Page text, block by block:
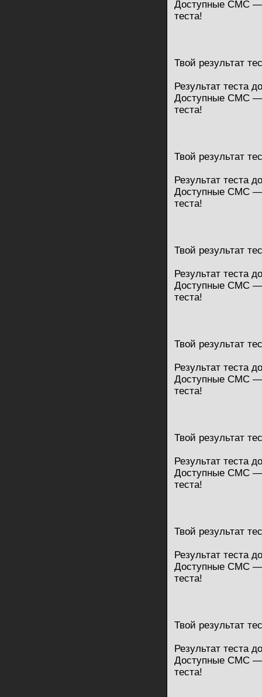
Доступные СМС —
теста!
Твой результат
Результат теста
Доступные СМС —
теста!
Твой результат
Результат теста
Доступные СМС —
теста!
Твой результат
Результат теста
Доступные СМС —
теста!
Твой результат
Результат теста
Доступные СМС —
теста!
Твой результат
Результат теста
Доступные СМС —
теста!
Твой результат
Результат теста
Доступные СМС —
теста!
Твой результат
Результат теста
Доступные СМС —
теста!